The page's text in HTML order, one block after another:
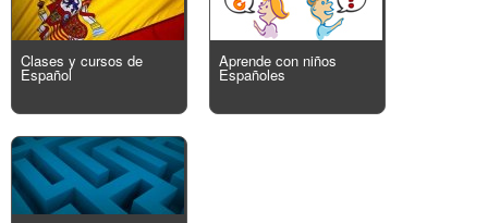
Clases y cursos de
Español
Aprende con niños
Españoles